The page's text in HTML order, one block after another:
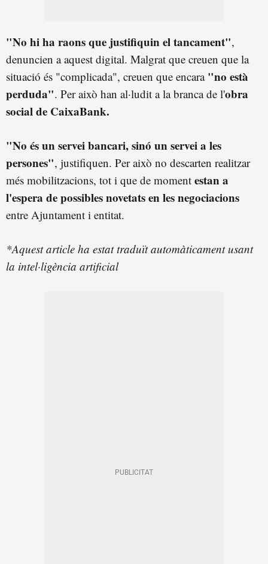
"No hi ha raons que justifiquin el tancament",
denuncien a aquest digital. Malgrat que creuen que la
situació és "complicada", creuen que encara "no està
perduda". Per això han al·ludit a la branca de l'obra
social de CaixaBank.
"No és un servei bancari, sinó un servei a les
persones", justifiquen. Per això no descarten realitzar
més mobilitzacions, tot i que de moment estan a
l'espera de possibles novetats en les negociacions
entre Ajuntament i entitat.
*Aquest article ha estat traduït automàticament usant
la intel·ligència artificial